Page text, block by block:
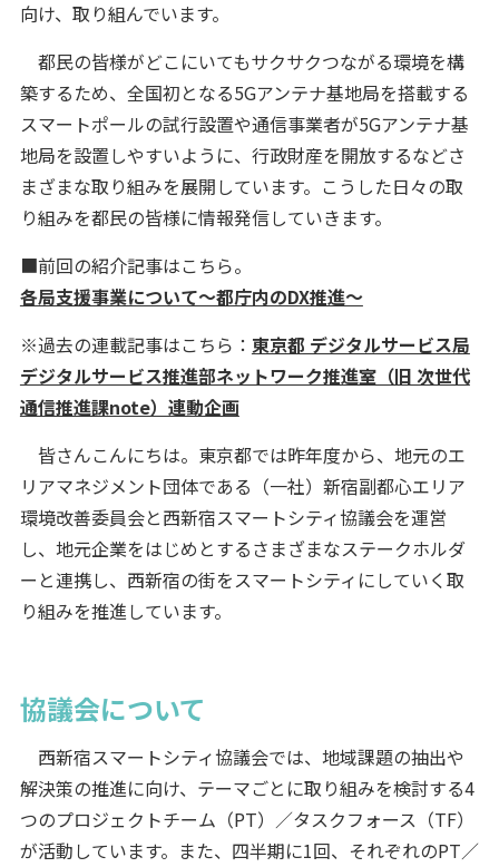
向け、取り組んでいます。
都民の皆様がどこにいてもサクサクつながる環境を構
築するため、全国初となる5Gアンテナ基地局を搭載する
スマートポールの試行設置や通信事業者が5Gアンテナ基
地局を設置しやすいように、行政財産を開放するなどさ
まざまな取り組みを展開しています。こうした日々の取
り組みを都民の皆様に情報発信していきます。
■前回の紹介記事はこちら。
各局支援事業について〜都庁内のDX推進〜
※過去の連載記事はこちら： 東京都 デジタルサービス局
デジタルサービス推進部ネットワーク推進室（旧 次世代
通信推進課note）連動企画
皆さんこんにちは。東京都では昨年度から、地元のエ
リアマネジメント団体である（一社）新宿副都心エリア
環境改善委員会と西新宿スマートシティ協議会を運営
し、地元企業をはじめとするさまざまなステークホルダ
ーと連携し、西新宿の街をスマートシティにしていく取
り組みを推進しています。
協議会について
西新宿スマートシティ協議会では、地域課題の抽出や
解決策の推進に向け、テーマごとに取り組みを検討する4
つのプロジェクトチーム（PT）／タスクフォース（TF）
が活動しています。また、四半期に1回、それぞれのPT／